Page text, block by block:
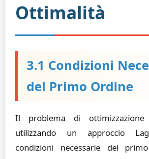
Ottimalità
3.1 Condizioni
del Primo Ordine
Il problema di
utilizzando un approccio
condizioni necessarie del